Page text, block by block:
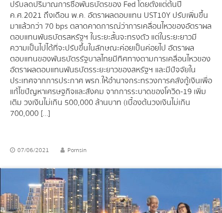
ปรับลดปริมาณการซื้อพันธบัตรของ Fed โดยตั้งแต่ต้นปี
ค.ศ.2021 ถึงเดือน พ.ค. อัตราผลตอบแทน UST10Y ปรับเพิ่มขึ้น
มาแล้วกว่า 70 bps ตลาดคาดการณ์ว่าการเคลื่อนไหวของอัตราผล
ตอบแทนพันธบัตรสหรัฐฯ ในระยะสั้นจะทรงตัว แต่ในระยะยาวมี
ความเป็นไปได้ที่จะปรับขึ้นในลักษณะค่อยเป็นค่อยไป อัตราผล
ตอบแทนของพันธบัตรรัฐบาลไทยมีทิศทางตามการเคลื่อนไหวของ
อัตราผลตอบแทนพันธบัตรระยะยาวของสหรัฐฯ และมีปัจจัยใน
ประเทศจากการประกาศ พรก.ให้อำนาจกระทรวงการคลังกู้เงินเพื่อ
แก้ไขปัญหาเศรษฐกิจและสังคม จากการระบาดของโควิด-19 เพิ่ม
เติม วงเงินไม่เกิน 500,000 ล้านบาท (เบื้องต้นวงเงินไม่เกิน
700,000 […]
07/06/2021 Pornsin